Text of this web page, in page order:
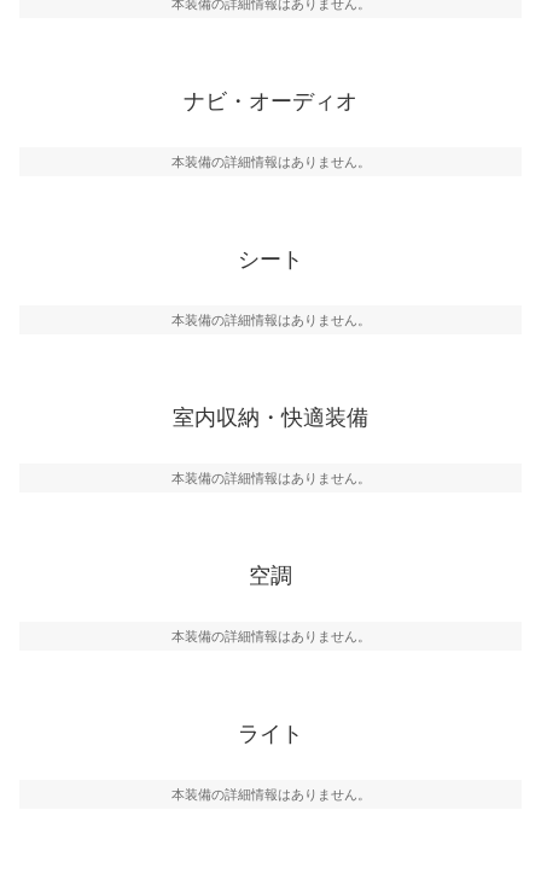
本装備の詳細情報はありません。
ナビ・オーディオ
本装備の詳細情報はありません。
シート
本装備の詳細情報はありません。
室内収納・快適装備
本装備の詳細情報はありません。
空調
本装備の詳細情報はありません。
ライト
本装備の詳細情報はありません。